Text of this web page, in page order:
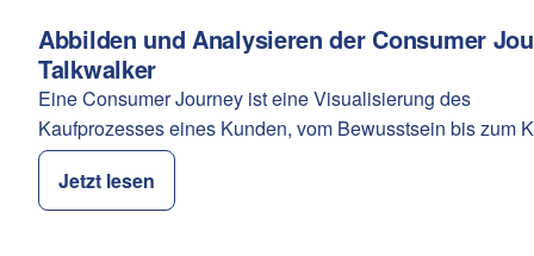
Kategorie:
Abbilden und Analysieren der Consumer
Talkwalker
Eine Consumer Journey ist eine Visualisierung des
Kaufprozesses eines Kunden, vom Bewusstsein bis zum
Jetzt lesen